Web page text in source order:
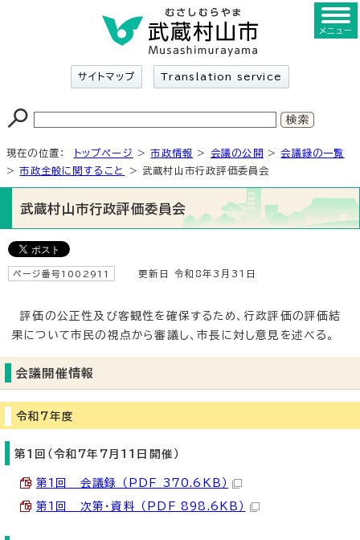
サイトマップ Translation service
メニュー
現在の位置： トップページ >市政情報 > 会議の公開 >会議録の一覧
>市政全般に関すること > 武蔵村山市行政評価委員会
武蔵村山市行政評価委員会
ページ番号1002911 更新日 令和8年3月31日
評価の公正性及び客観性を確保するため、行政評価の評価結
果について市民の視点から審議し、市長に対し意見を述べる。
会議開催情報
令和7年度
第1回（令和7年7月11日開催）
第1回 会議録 （PDF 370.6KB）
第1回 次第・資料 （PDF 898.6KB）